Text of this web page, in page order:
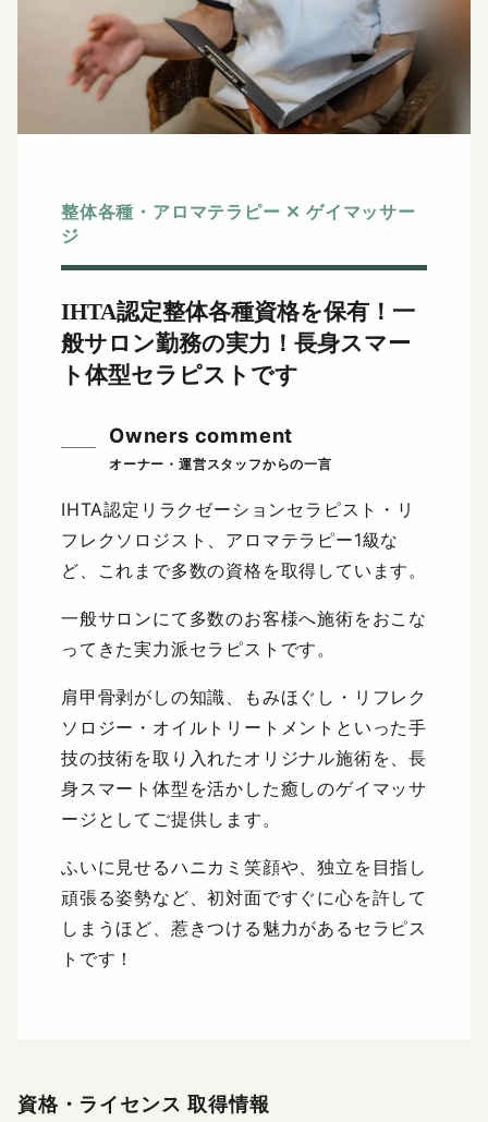
整体各種・アロマテラピー ✕ ゲイマッサー
ジ
IHTA認定整体各種資格を保有！ 一
般サロン勤務の実力！長身スマー
ト体型セラピストです
Owners comment
IHTA認定リラクゼーションセラピスト・リ
フレクソロジスト、アロマテラピー1級な
ど、これまで多数の資格を取得しています。
一般サロンにて多数のお客様へ施術をおこな
ってきた実力派セラピストです。
肩甲骨剥がしの知識、もみほぐし・リフレク
ソロジー・オイルトリートメントといった手
技の技術を取り入れたオリジナル施術を、長
身スマート体型を活かした癒しのゲイマッサ
ージとしてご提供します。
ふいに見せるハニカミ笑顔や、独立を目指し
頑張る姿勢など、初対面ですぐに心を許して
しまうほど、惹きつける魅力があるセラピス
トです！
資格・ライセンス 取得情報